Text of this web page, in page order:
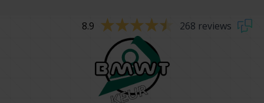
8.9 268 reviews